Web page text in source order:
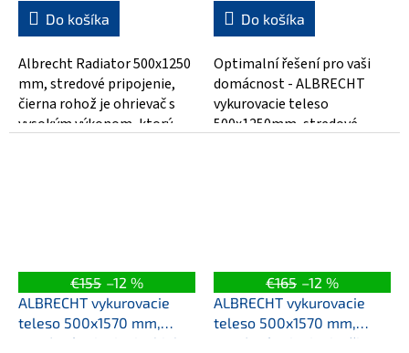
Do košíka
Albrecht Radiator 500x1250
mm, stredové pripojenie,
čierna rohož je ohrievač s
vysokým výkonom, ktorý
Do košíka
Optimalní řešení pro vaši
domácnost - ALBRECHT
vykurovacie teleso
500x1250mm, stredové
€155 –12 %
ALBRECHT vykurovacie
teleso 500x1570 mm,
stredové pripojenie, biela
€165 –12 %
ALBRECHT vykurovacie
teleso 500x1570 mm,
stredové pripojenie, čierna